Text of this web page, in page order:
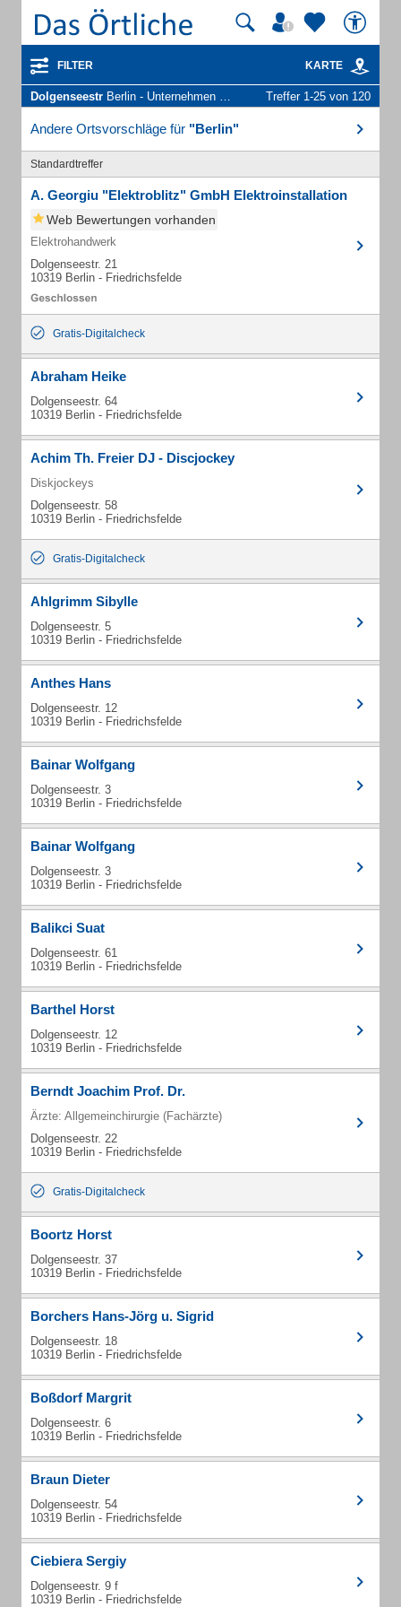
FILTER KARTE
Dolgenseestr Berlin - Unternehmen und Personen Treffer 1-25 von 120
Andere Ortsvorschläge für "Berlin"
Standardtreffer
A. Georgiu "Elektroblitz" GmbH Elektroinstallation
Web Bewertungen vorhanden
Elektrohandwerk
Dolgenseestr. 21
10319 Berlin - Friedrichsfelde
Gratis-Digitalcheck
Abraham Heike
Dolgenseestr. 64
10319 Berlin - Friedrichsfelde
Achim Th. Freier DJ - Discjockey
Diskjockeys
Dolgenseestr. 58
10319 Berlin - Friedrichsfelde
Gratis-Digitalcheck
Ahlgrimm Sibylle
Dolgenseestr. 5
10319 Berlin - Friedrichsfelde
Anthes Hans
Dolgenseestr. 12
10319 Berlin - Friedrichsfelde
Bainar Wolfgang
Dolgenseestr. 3
10319 Berlin - Friedrichsfelde
Bainar Wolfgang
Dolgenseestr. 3
10319 Berlin - Friedrichsfelde
Balikci Suat
Dolgenseestr. 61
10319 Berlin - Friedrichsfelde
Barthel Horst
Dolgenseestr. 12
10319 Berlin - Friedrichsfelde
Berndt Joachim Prof. Dr.
Ärzte: Allgemeinchirurgie (Fachärzte)
Dolgenseestr. 22
10319 Berlin - Friedrichsfelde
Gratis-Digitalcheck
Boortz Horst
Dolgenseestr. 37
10319 Berlin - Friedrichsfelde
Borchers Hans-Jörg u. Sigrid
Dolgenseestr. 18
10319 Berlin - Friedrichsfelde
Boßdorf Margrit
Dolgenseestr. 6
10319 Berlin - Friedrichsfelde
Braun Dieter
Dolgenseestr. 54
10319 Berlin - Friedrichsfelde
Ciebiera Sergiy
Dolgenseestr. 9 f
10319 Berlin - Friedrichsfelde